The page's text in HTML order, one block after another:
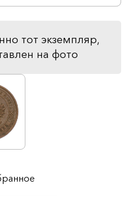
тот экземпляр,
на фото